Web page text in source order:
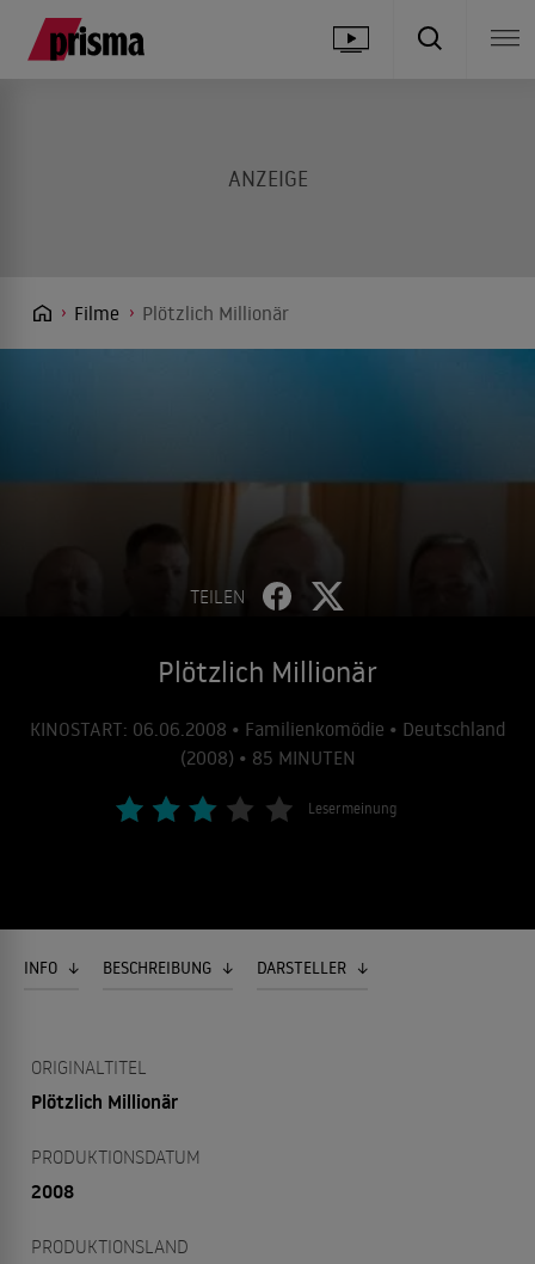
Filme Plötzlich Millionär
TEILEN
Plötzlich Millionär
KINOSTART: 06.06.2008 • Familienkomödie • Deutschland
(2008) • 85 MINUTEN
Lesermeinung
INFO BESCHREIBUNG DARSTELLER
ORIGINALTITEL
Plötzlich Millionär
PRODUKTIONSDATUM
2008
PRODUKTIONSLAND